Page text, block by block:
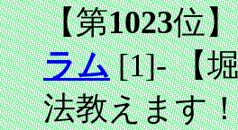
【第1023位
ラム[1]-【
法教えます